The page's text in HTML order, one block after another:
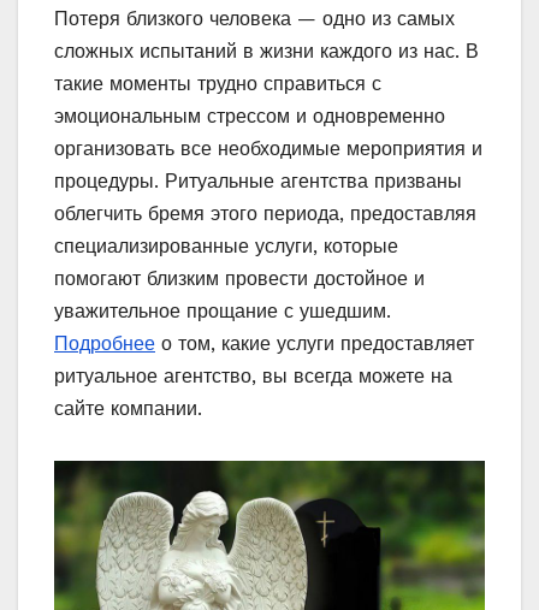
Потеря близкого человека — одно из самых
сложных испытаний в жизни каждого из нас. В
такие моменты трудно справиться с
эмоциональным стрессом и одновременно
организовать все необходимые мероприятия и
процедуры. Ритуальные агентства призваны
облегчить бремя этого периода, предоставляя
специализированные услуги, которые
помогают близким провести достойное и
уважительное прощание с ушедшим.
Подробнее о том, какие услуги предоставляет
ритуальное агентство, вы всегда можете на
сайте компании.